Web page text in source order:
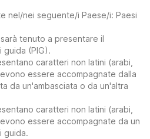
nel/nei seguente/i Paese/i: Paesi
tenuto a presentare il
guida (PIG).
caratteri non latini (arabi,
essere accompagnate dalla
da un'ambasciata o da un'altra
caratteri non latini (arabi,
essere accompagnate da un
guida.